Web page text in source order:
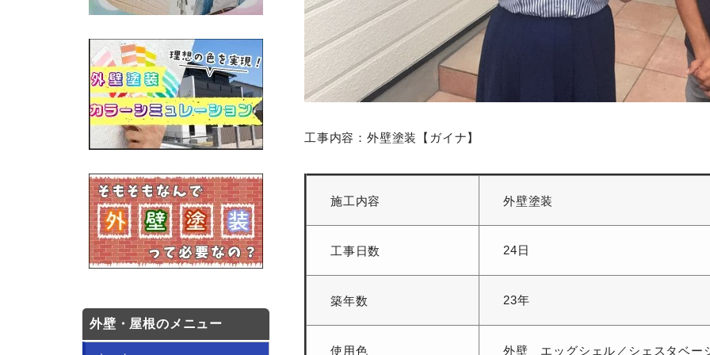
工事内容：外壁塗装【ガイナ】
施工内容 外壁塗装
工事日数 24日
築年数 23年
使用色 外壁 エッグシェル／ シェスタベー
外壁・屋根のメニュー